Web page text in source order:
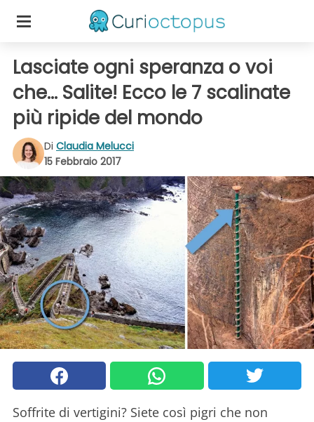
Lasciate ogni speranza o voi
che... Salite! Ecco le 7 scalinate
più ripide del mondo
Di Claudia Melucci
15 Febbraio 2017
Soffrite di vertigini? Siete così pigri che non